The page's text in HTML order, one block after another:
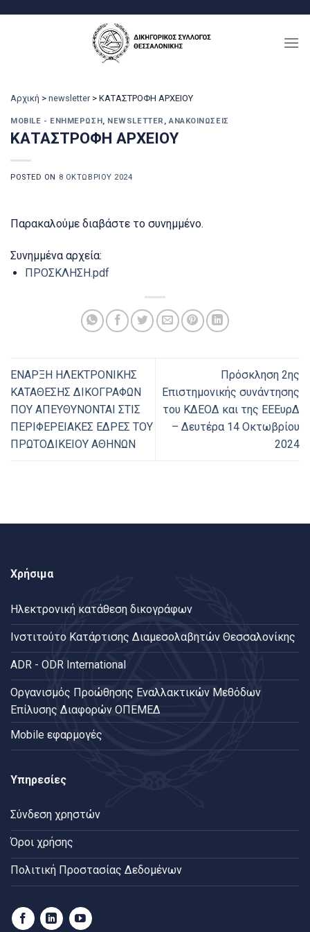
Αρχική > newsletter > ΚΑΤΑΣΤΡΟΦΗ ΑΡΧΕΙΟΥ
MOBILE - ΕΝΗΜΈΡΩΣΗ, NEWSLETTER ,ΑΝΑΚΟΙΝΏΣΕΙΣ
ΚΑΤΑΣΤΡΟΦΗ ΑΡΧΕΙΟΥ
POSTED ON 8 ΟΚΤΩΒΡΊΟΥ 2024
Παρακαλούμε διαβάστε το συνημμένο.
Συνημμένα αρχεία:
ΠΡΟΣΚΛΗΣΗ.pdf
ΕΝΑΡΞΗ ΗΛΕΚΤΡΟΝΙΚΗΣ
ΚΑΤΑΘΕΣΗΣ ΔΙΚΟΓΡΑΦΩΝ
ΠΟΥ ΑΠΕΥΘΥΝΟΝΤΑΙ ΣΤΙΣ
ΠΕΡΙΦΕΡΕΙΑΚΕΣ ΕΔΡΕΣ ΤΟΥ
ΠΡΩΤΟΔΙΚΕΙΟΥ ΑΘΗΝΩΝ
Πρόσκληση 2ης
Επιστημονικής συνάντησης
του ΚΔΕΟΔ και της ΕΕΕυρΔ
– Δευτέρα 14 Οκτωβρίου
2024
Χρήσιμα
Ηλεκτρονική κατάθεση δικογράφων
Ινστιτούτο Κατάρτισης Διαμεσολαβητών Θεσσαλονίκης
ADR - ODR International
Oργανισμός Προώθησης Εναλλακτικών Μεθόδων
Επίλυσης Διαφορών ΟΠΕΜΕΔ
Mobile εφαρμογές
Υπηρεσίες
Σύνδεση χρηστών
Όροι χρήσης
Πολιτική Προστασίας Δεδομένων